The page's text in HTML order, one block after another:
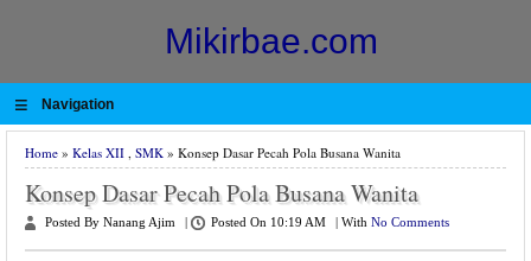
Mikirbae.com
≡ Navigation
Home » Kelas XII , SMK » Konsep Dasar Pecah Pola Busana Wanita
Konsep Dasar Pecah Pola Busana Wanita
Posted By Nanang Ajim Posted On 10:19 AM With No Comments